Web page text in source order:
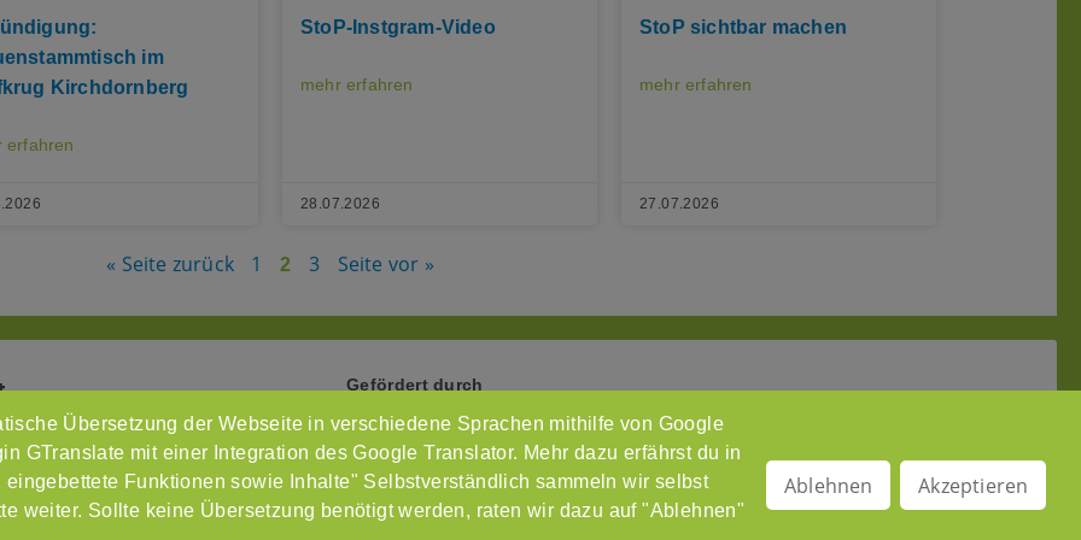
im
Kirchdornberg
erfahren
StoP-Instgram-Video
mehr erfahren
28.07.2026
StoP sichtbar machen
mehr erfahren
27.07.2026
« Seite zurück 1 2 3 Seite vor »
Übersetzung der Webseite in verschiedene Sprachen mithilfe von Google
GTranslate mit einer Integration des Google Translator. Mehr dazu erfährst du in
Funktionen sowie Inhalte" Selbstverständlich sammeln wir selbst
weiter. Sollte keine Übersetzung benötigt werden, raten wir dazu auf "Ablehnen"
Ablehnen Akzeptieren
Intranet
Impressum
Datenschutzerklärung
Gefördert durch